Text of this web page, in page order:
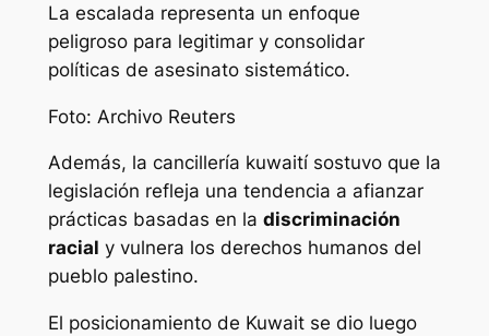
La escalada representa un enfoque
peligroso para legitimar y consolidar
políticas de asesinato sistemático.
Foto: Archivo Reuters
Además, la cancillería kuwaití sostuvo que la
legislación refleja una tendencia a afianzar
prácticas basadas en la discriminación
racial y vulnera los derechos humanos del
pueblo palestino.
El posicionamiento de Kuwait se dio luego